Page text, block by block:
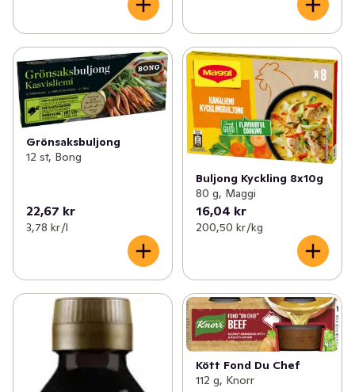
Grönsaksbuljong
12 st, Bong
22,67 kr
3,78 kr /l
Buljong Kyckling 8x10g
80 g, Maggi
16,04 kr
200,50 kr /kg
Kött Fond Du Chef
112 g, Knorr